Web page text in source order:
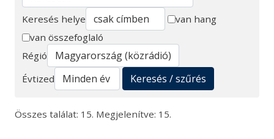
Keresés
Keresés helye
van hang
van összefoglaló
Régió
Évtized
Keresés / szűrés
Összes találat: 15. Megjelenítve: 15.